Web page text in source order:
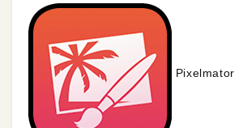
Pixelmator